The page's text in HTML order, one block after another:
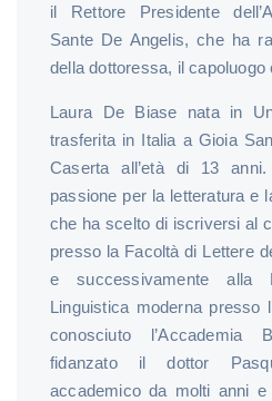
il Rettore Presidente
Sante De Angelis, che ha
della dottoressa, il capoluogo
Laura De Biase nata in
trasferita in Italia a Gioia
Caserta all’età di 13
passione per la letteratura e
che ha scelto di iscriversi al
presso la Facoltà di Lettere
e successivamente alla
Linguistica moderna presso
conosciuto l’Accademia
fidanzato il dottor
accademico da molti anni